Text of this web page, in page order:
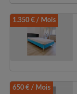
1.350 € / Mois
650 € / Mois